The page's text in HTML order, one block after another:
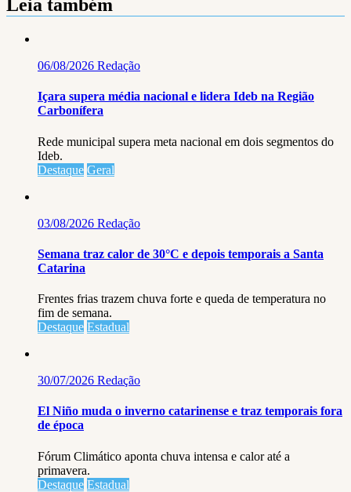
Leia também
06/08/2026 Redação
Içara supera média nacional e lidera Ideb na Região
Carbonífera
Rede municipal supera meta nacional em dois segmentos do
Ideb.
Destaque Geral
03/08/2026 Redação
Semana traz calor de 30°C e depois temporais a Santa
Catarina
Frentes frias trazem chuva forte e queda de temperatura no
fim de semana.
Destaque Estadual
30/07/2026 Redação
El Niño muda o inverno catarinense e traz temporais fora
de época
Fórum Climático aponta chuva intensa e calor até a
primavera.
Destaque Estadual